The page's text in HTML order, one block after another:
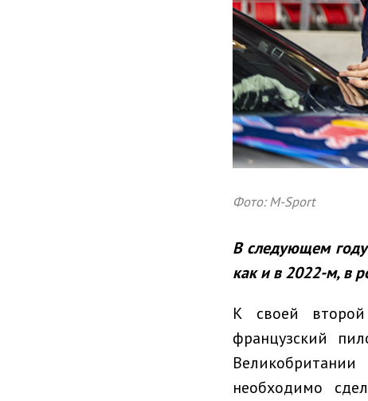
Фото: M-Sport
В следующем
как и в 2022-м, в
К своей
французский
необходимо